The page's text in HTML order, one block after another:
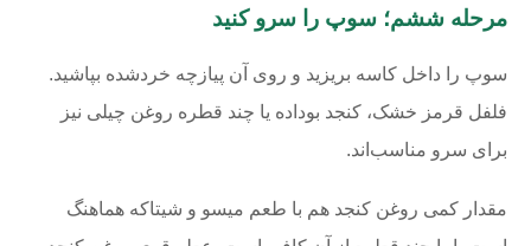
مرحله ششم؛ سوپ را سرو کنید
سوپ را داخل کاسه بریزید و روی آن پیازچه خردشده بپاشید.
فلفل قرمز خشک، کنجد بوداده یا چند قطره روغن چیلی نیز
برای سرو مناسب‌اند.
مقدار کمی روغن کنجد هم با طعم میسو و شیتاکه هماهنگ